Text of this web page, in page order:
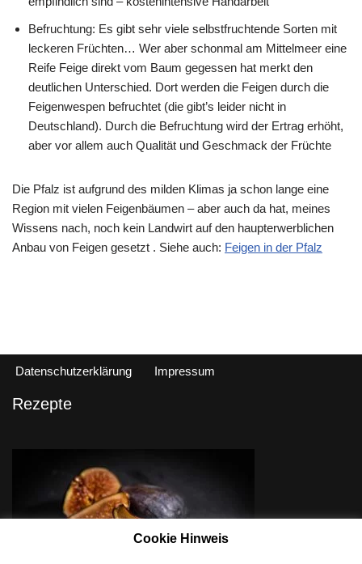
Befruchtung: Es gibt sehr viele selbstfruchtende Sorten mit
leckeren Früchten… Wer aber schonmal am Mittelmeer eine
Reife Feige direkt vom Baum gegessen hat merkt den
deutlichen Unterschied. Dort werden die Feigen durch die
Feigenwespen befruchtet (die gibt’s leider nicht in
Deutschland). Durch die Befruchtung wird der Ertrag erhöht,
aber vor allem auch Qualität und Geschmack der Früchte
Die Pfalz ist aufgrund des milden Klimas ja schon lange eine
Region mit vielen Feigenbäumen – aber auch da hat, meines
Wissens nach, noch kein Landwirt auf den haupterwerblichen
Anbau von Feigen gesetzt . Siehe auch: Feigen in der Pfalz
Datenschutzerklärung Impressum
Rezepte
Cookie Hinweis